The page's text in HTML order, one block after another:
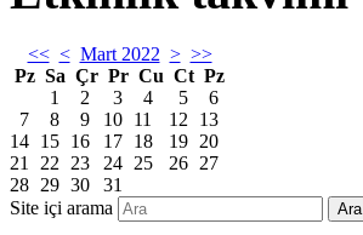
<< < Mart 2022 > >>
Pz Sa Çr Pr Cu Ct Pz
1
2 3 4 5
6
7
8 9 10 11 12
13
14 15 16 17 18 19 20
21
22 23 24 25 26 27
28 29 30
31
Site içi arama
Ara